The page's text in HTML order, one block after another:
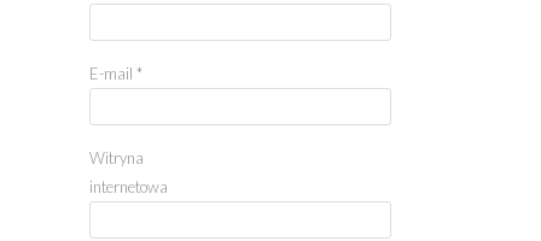
E-mail *
Witryna
internetowa